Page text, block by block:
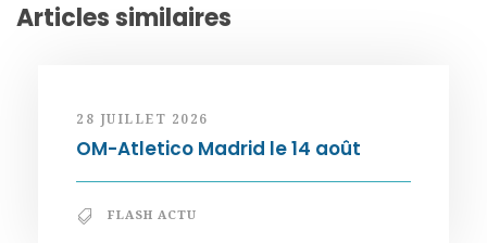
Articles similaires
28 JUILLET 2026
OM-Atletico Madrid le 14 août
FLASH ACTU